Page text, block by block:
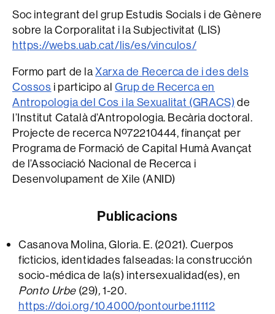
Soc integrant del grup Estudis Socials i de Gènere
sobre la Corporalitat i la Subjectivitat (LIS)
https://webs.uab.cat/lis/es/vinculos/
Formo part de laXarxa de Recerca de i des dels
Cossos i participo alGrup de Recerca en
Antropologia del Cos i la Sexualitat (GRACS)de
l’Institut Català d’Antropologia. Becària doctoral.
Projecte de recerca Nº72210444, finançat per
Programa de Formació de Capital Humà Avançat
de l’Associació Nacional de Recerca i
Desenvolupament de Xile (ANID)
Publicacions
Casanova Molina, Gloria. E. (2021). Cuerpos
ficticios, identidades falseadas: la construcción
socio-médica de la(s) intersexualidad(es), en
Ponto Urbe (29),1-20.
https://doi.org/10.4000/pontourbe.11112